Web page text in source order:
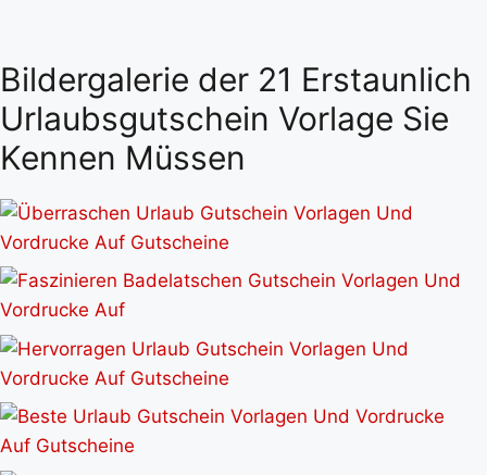
Bildergalerie der 21 Erstaunlich
Urlaubsgutschein Vorlage Sie
Kennen Müssen